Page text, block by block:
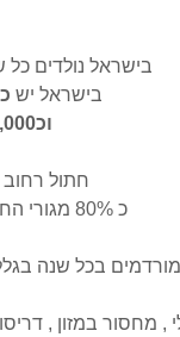
בישראל יש כ33,000 כלבים משוטטים
וכ1,000,000 חתולי רחוב
חתול
כ 80% מגורי החתולים אינם מגיעים לגיל שנה
בכל שנה